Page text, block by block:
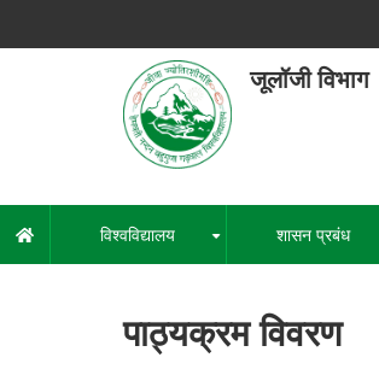
जूलॉजी विभाग
मुख्य
नेविगेशन
विश्वविद्यालय शासन प्रबंध
पाठ्यक्रम विवरण